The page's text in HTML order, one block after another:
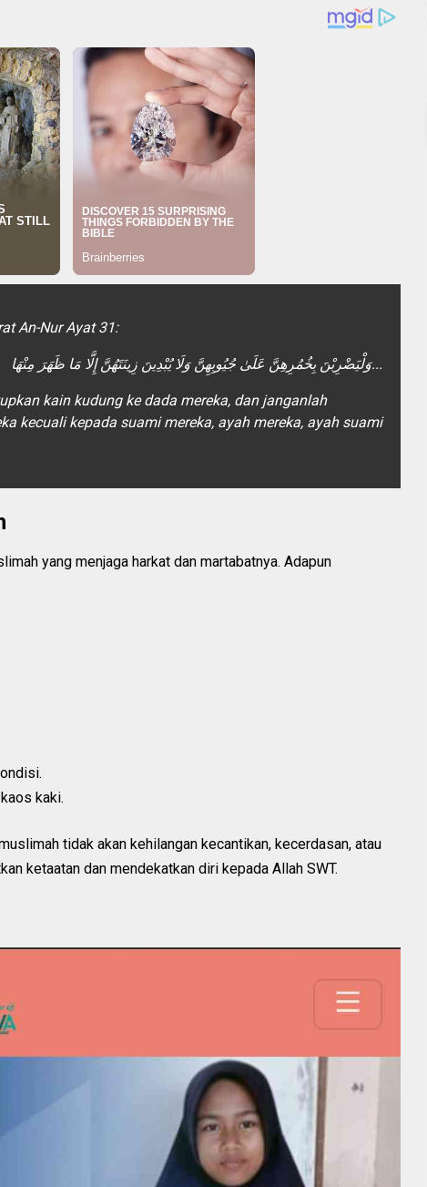
An-Nur Ayat 31:
وَلْيَضْرِبْنَ بِخُمُرِهِنَّ عَلَىٰ جُيُوبِهِنَّ وَلَا يُبْدِينَ زِينَتَهُنَّ إِلَّا مَا ظَهَرَ مِنْهَا...
kain kudung ke dada mereka, dan janganlah
kecuali kepada suami mereka, ayah mereka, ayah suami
yang menjaga harkat dan martabatnya. Adapun
kaki.
tidak akan kehilangan kecantikan, kecerdasan, atau
ketaatan dan mendekatkan diri kepada Allah SWT.